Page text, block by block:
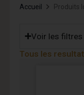
Accueil Produits
Voir les filtres
Tous les